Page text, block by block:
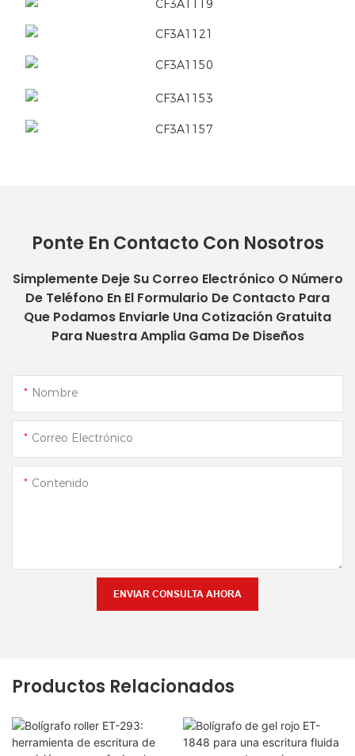
Ponte En Contacto Con Nosotros
Simplemente Deje Su Correo Electrónico O Número
De Teléfono En El Formulario De Contacto Para
Que Podamos Enviarle Una Cotización Gratuita
Para Nuestra Amplia Gama De Diseños
Nombre
Correo Electrónico
Contenido
ENVIAR CONSULTA AHORA
Productos Relacionados